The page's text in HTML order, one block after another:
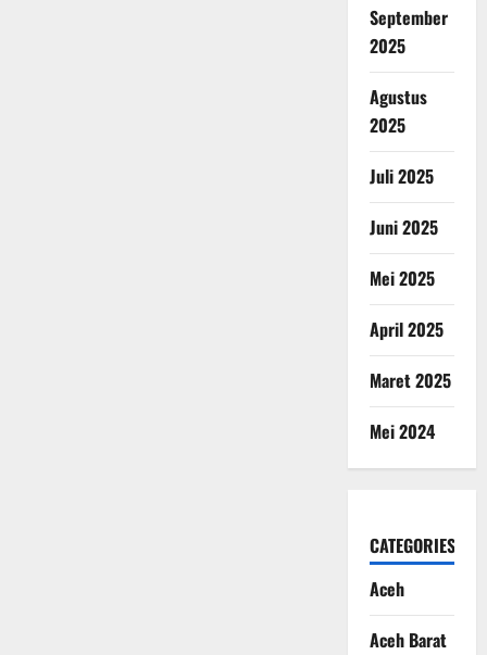
September
2025
Agustus
2025
Juli 2025
Juni 2025
Mei 2025
April 2025
Maret 2025
Mei 2024
CATEGORIES
Aceh
Aceh Barat